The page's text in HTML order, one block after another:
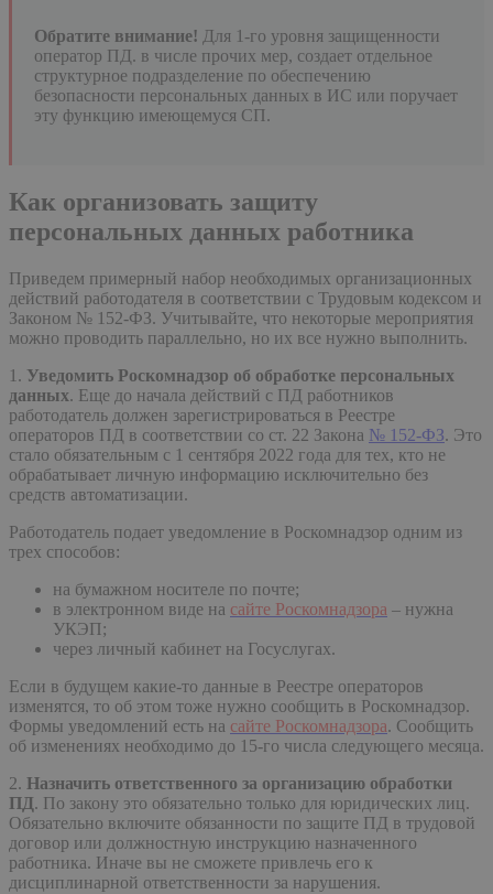
Обратите внимание! Для 1-го уровня защищенности
оператор ПД. в числе прочих мер, создает отдельное
структурное подразделение по обеспечению
безопасности персональных данных в ИС или поручает
эту функцию имеющемуся СП.
Как организовать защиту
персональных данных работника
Приведем примерный набор необходимых организационных
действий работодателя в соответствии с Трудовым кодексом и
Законом № 152-ФЗ. Учитывайте, что некоторые мероприятия
можно проводить параллельно, но их все нужно выполнить.
1. Уведомить Роскомнадзор об обработке персональных
данных. Еще до начала действий с ПД работников
работодатель должен зарегистрироваться в Реестре
операторов ПД в соответствии со ст. 22 Закона № 152-ФЗ. Это
стало обязательным с 1 сентября 2022 года для тех, кто не
обрабатывает личную информацию исключительно без
средств автоматизации.
Работодатель подает уведомление в Роскомнадзор одним из
трех способов:
на бумажном носителе по почте;
в электронном виде на сайте Роскомнадзора – нужна
УКЭП;
через личный кабинет на Госуслугах.
Если в будущем какие-то данные в Реестре операторов
изменятся, то об этом тоже нужно сообщить в Роскомнадзор.
Формы уведомлений есть на сайте Роскомнадзора. Сообщить
об изменениях необходимо до 15-го числа следующего месяца.
2. Назначить ответственного за организацию обработки
ПД. По закону это обязательно только для юридических лиц.
Обязательно включите обязанности по защите ПД в трудовой
договор или должностную инструкцию назначенного
работника. Иначе вы не сможете привлечь его к
дисциплинарной ответственности за нарушения.